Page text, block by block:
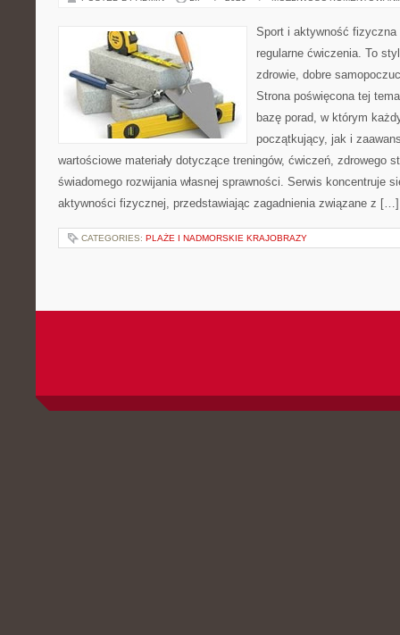
Sport i aktywność
regularne ćwiczenia. To
zdrowie, dobre
Strona poświęcona tej
bazę porad, w którym
początkujący, jak i
wartościowe materiały dotyczące treningów, ćwiczeń, zdrowego
świadomego rozwijania własnej sprawności. Serwis koncentruje
aktywności fizycznej, przedstawiając zagadnienia związane z […]
CATEGORIES: PLAŻE I NADMORSKIE KRAJOBRAZY